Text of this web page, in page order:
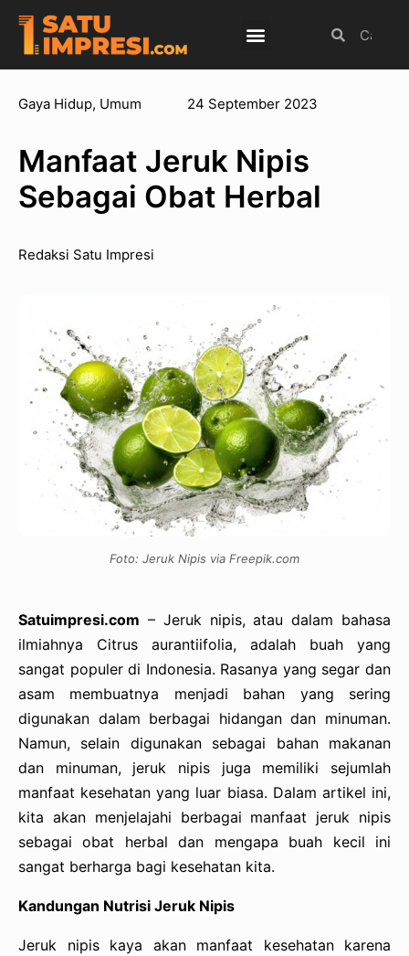
Gaya Hidup, Umum 24 September 2023
Manfaat Jeruk Nipis
Sebagai Obat Herbal
Redaksi Satu Impresi
Foto: Jeruk Nipis via Freepik.com
Satuimpresi.com – Jeruk nipis, atau dalam bahasa
ilmiahnya Citrus aurantiifolia, adalah buah yang
sangat populer di Indonesia. Rasanya yang segar dan
asam membuatnya menjadi bahan yang sering
digunakan dalam berbagai hidangan dan minuman.
Namun, selain digunakan sebagai bahan makanan
dan minuman, jeruk nipis juga memiliki sejumlah
manfaat kesehatan yang luar biasa. Dalam artikel ini,
kita akan menjelajahi berbagai manfaat jeruk nipis
sebagai obat herbal dan mengapa buah kecil ini
sangat berharga bagi kesehatan kita.
Kandungan Nutrisi Jeruk Nipis
Jeruk nipis kaya akan manfaat kesehatan karena